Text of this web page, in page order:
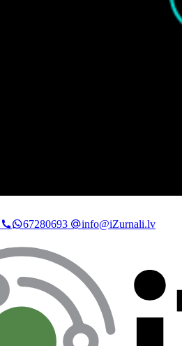
67280693
info@iZurnali.lv